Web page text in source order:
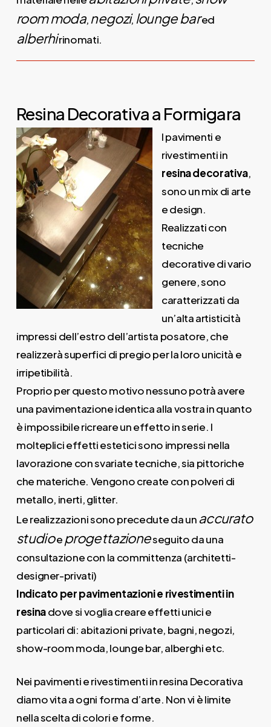
room moda, negozi, lounge bared
alberhirinomati.
Resina Decorativa a Formigara
I pavimenti e
rivestimenti in
resina decorativa,
sono un mix di arte
e design.
Realizzati con
tecniche
decorative di vario
genere, sono
caratterizzati da
un’alta artisticità
impressi dell’estro dell’artista posatore, che
realizzerà superfici di pregio per la loro unicità e
irripetibilità.
Proprio per questo motivo nessuno potrà avere
una pavimentazione identica alla vostra in quanto
è impossibile ricreare un effetto in serie. I
molteplici effetti estetici sono impressi nella
lavorazione con svariate tecniche, sia pittoriche
che materiche. Vengono create con polveri di
metallo, inerti, glitter.
Le realizzazioni sono precedute da un accurato
studioe progettazioneseguito da una
consultazione con la committenza (architetti-
designer-privati)
Indicato per pavimentazioni e rivestimenti in
resinadove si voglia creare effetti unici e
particolari di: abitazioni private, bagni, negozi,
show-room moda, lounge bar, alberghi etc.
Nei pavimenti e rivestimenti in resina Decorativa
diamo vita a ogni forma d’arte. Non vi è limite
nella scelta di colori e forme.